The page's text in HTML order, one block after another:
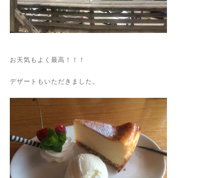
お天気もよく最高！！！
デザートもいただきました。